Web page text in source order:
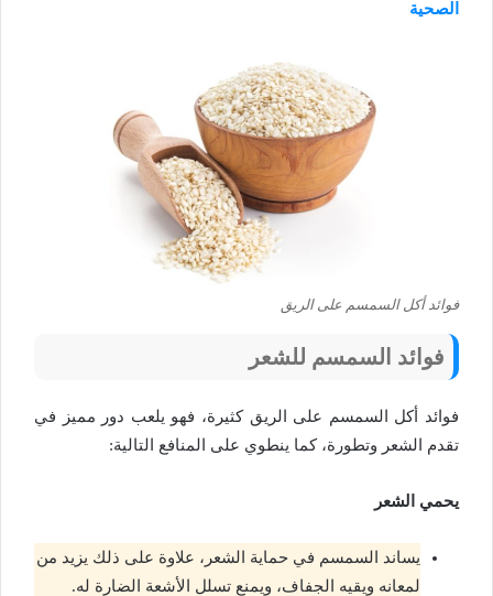
الصحية
فوائد أكل السمسم على الريق
فوائد السمسم للشعر
فوائد أكل السمسم على الريق كثيرة، فهو يلعب دور مميز في
تقدم الشعر وتطورة، كما ينطوي على المنافع التالية:
يحمي الشعر
يساند السمسم في حماية الشعر، علاوة على ذلك يزيد من
لمعانه ويقيه الجفاف، ويمنع تسلل الأشعة الضارة له.